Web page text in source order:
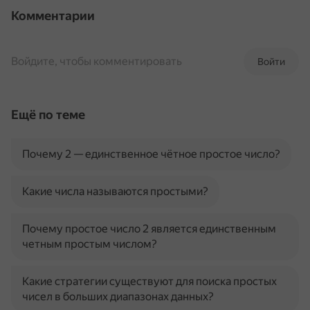
Комментарии
Войти
Войдите, чтобы комментировать
Ещё по теме
Почему 2 — единственное чётное простое число?
Какие числа называются простыми?
Почему простое число 2 является единственным
четным простым числом?
Какие стратегии существуют для поиска простых
чисел в больших диапазонах данных?